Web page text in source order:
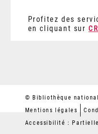
Profitez des
en cliquant sur
© Bibliothèque
Mentions légales
Accessibilité :